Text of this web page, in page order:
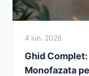
4 iun. 2026
Ghid
Monofazata